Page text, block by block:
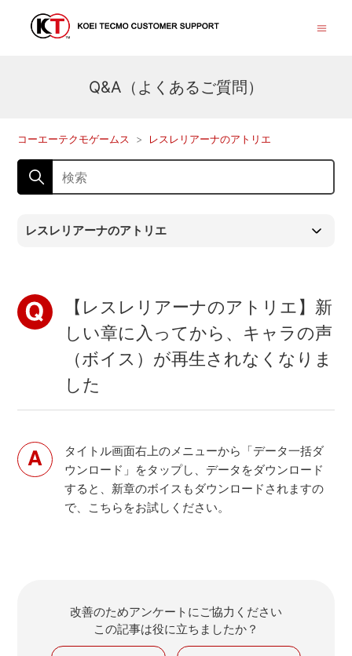
Q&A（よくあるご質問）
コーエーテクモゲームス レスレリアーナのアトリエ
レスレリアーナのアトリエ
【レスレリアーナのアトリエ】新
しい章に入ってから、キャラの声
（ボイス）が再生されなくなりま
した
タイトル画面右上のメニューから「データ一括ダ
ウンロード」をタップし、データをダウンロード
すると、新章のボイスもダウンロードされますの
で、こちらをお試しください。
改善のためアンケートにご協力ください
この記事は役に立ちましたか？